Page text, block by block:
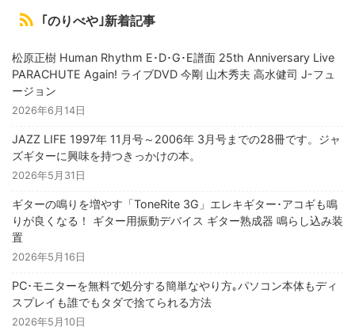
｢のりべや｣新着記事
松原正樹 Human Rhythm E･D･G･E譜面 25th Anniversary Live
PARACHUTE Again! ライブDVD 今剛 山木秀夫 高水健司 J-フュ
ージョン
2026年6月14日
JAZZ LIFE 1997年 11月号～2006年 3月号までの28冊です。ジャ
ズギターに興味を持つきっかけの本。
2026年5月31日
ギターの鳴りを増やす「ToneRite 3G」エレキギター･アコギも鳴
りが良くなる！ ギター用振動デバイス ギター熟成器 鳴らし込み装
置
2026年5月16日
PC･モニターを無料で処分する簡単なやり方｡パソコン本体もディ
スプレイも誰でもタダで捨てられる方法
2026年5月10日